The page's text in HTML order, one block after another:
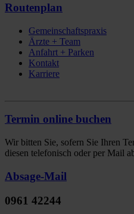
Routenplan
Gemeinschaftspraxis
Ärzte + Team
Anfahrt + Parken
Kontakt
Karriere
Termin online buchen
Wir bitten Sie, sofern Sie Ihren
diesen telefonisch oder per Mail
Absage-Mail
0961 42244